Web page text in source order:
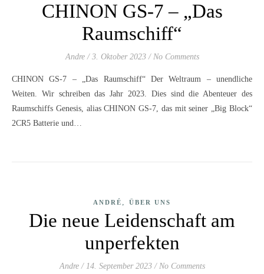
CHINON GS-7 – „Das
Raumschiff“
Andre / 3. Oktober 2023 / No Comments
CHINON GS-7 – „Das Raumschiff“ Der Weltraum – unendliche
Weiten. Wir schreiben das Jahr 2023. Dies sind die Abenteuer des
Raumschiffs Genesis, alias CHINON GS-7, das mit seiner „Big Block“
2CR5 Batterie und…
ANDRÉ , ÜBER UNS
Die neue Leidenschaft am
unperfekten
Andre / 14. September 2023 / No Comments